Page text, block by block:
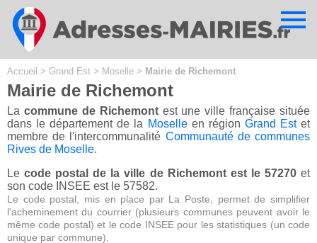
Accueil > Grand Est > Moselle > Mairie de Richemont
Mairie de Richemont
La commune de Richemontest une ville française située
dans le département de la Moselleen région Grand Estet
membre de l'intercommunalité Communauté de communes
Rives de Moselle.
Lecode postal de la ville de Richemont est le 57270et
son code INSEE est le 57582.
Le code postal, mis en place par La Poste, permet de simplifier
l'acheminement du courrier (plusieurs communes peuvent avoir le
même code postal) et le code INSEE pour les statistiques (un code
unique par commune).
Cookies management panel